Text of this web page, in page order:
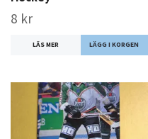
8 kr
LÄS MER